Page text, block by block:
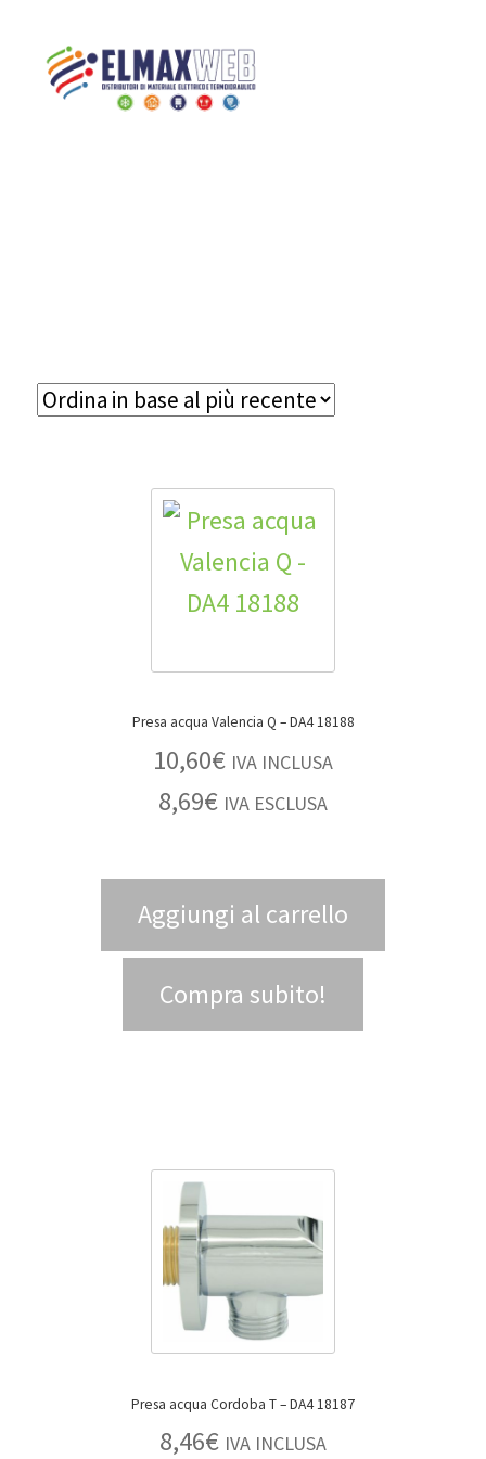
Grossista materiale elettrico
Home Brand
Presa acqua Valencia Q – DA4 18188
10,60€ IVA INCLUSA
8,69€ IVA ESCLUSA
Aggiungi al carrello
Compra subito!
Presa acqua Cordoba T – DA4 18187
8,46€ IVA INCLUSA